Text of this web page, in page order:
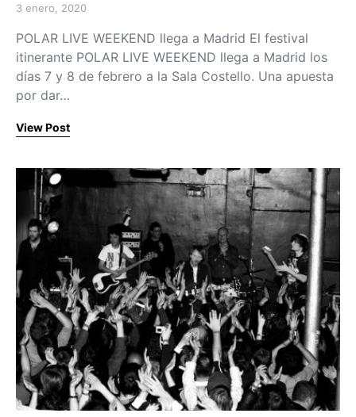
Posted on
3 enero, 2020
POLAR LIVE WEEKEND llega a Madrid El festival
itinerante POLAR LIVE WEEKEND llega a Madrid los
días 7 y 8 de febrero a la Sala Costello. Una apuesta
por dar…
View Post